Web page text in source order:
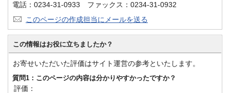
電話：0234-31-0933 ファックス：0234-31-0932
このページの作成担当にメールを送る
この情報はお役に立ちましたか？
お寄せいただいた評価はサイト運営の参考といたします。
質問1：このページの内容は分かりやすかったですか？
評価：